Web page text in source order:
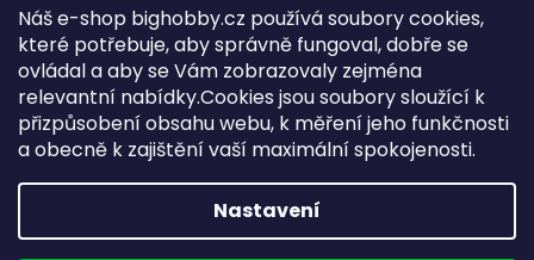
Náš e-shop bighobby.cz používá soubory cookies,
které potřebuje, aby správně fungoval, dobře se
ovládal a aby se Vám zobrazovaly zejména
relevantní nabídky.Cookies jsou soubory sloužící k
přizpůsobení obsahu webu, k měření jeho funkčnosti
a obecně k zajištění vaší maximální spokojenosti.
Nastavení
Jak vybrat správné servo?
Najít správné servo
Copyright (c) 2016 -2026 Big hobby.cz - všechna práva